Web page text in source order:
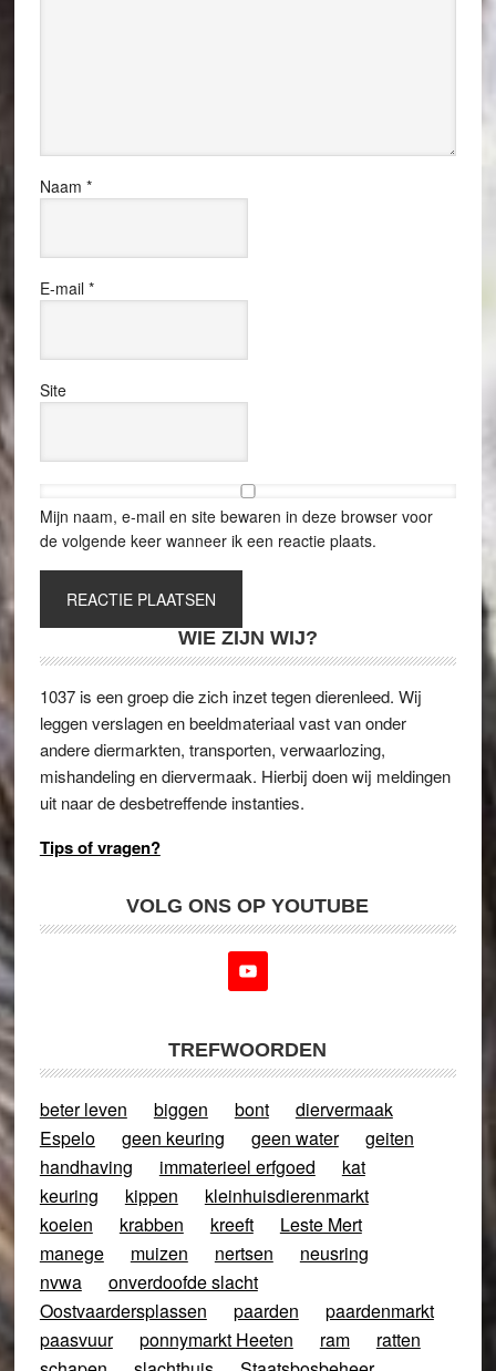
Naam *
E-mail *
Site
Mijn naam, e-mail en site bewaren in deze browser voor
de volgende keer wanneer ik een reactie plaats.
WIE ZIJN WIJ?
1037 is een groep die zich inzet tegen dierenleed. Wij
leggen verslagen en beeldmateriaal vast van onder
andere diermarkten, transporten, verwaarlozing,
mishandeling en diervermaak. Hierbij doen wij meldingen
uit naar de desbetreffende instanties.
Tips of vragen?
VOLG ONS OP YOUTUBE
TREFWOORDEN
beter leven biggen bont
diervermaak
Espelo
geen keuring geen water
geiten
handhaving
immaterieel erfgoed
kat
keuring
kippen
kleinhuisdierenmarkt
koeien
krabben kreeft
Leste Mert
manege
muizen nertsen
neusring
nvwa
onverdoofde slacht
Oostvaardersplassen
paarden
paardenmarkt
paasvuur
ponnymarkt Heeten ram
ratten